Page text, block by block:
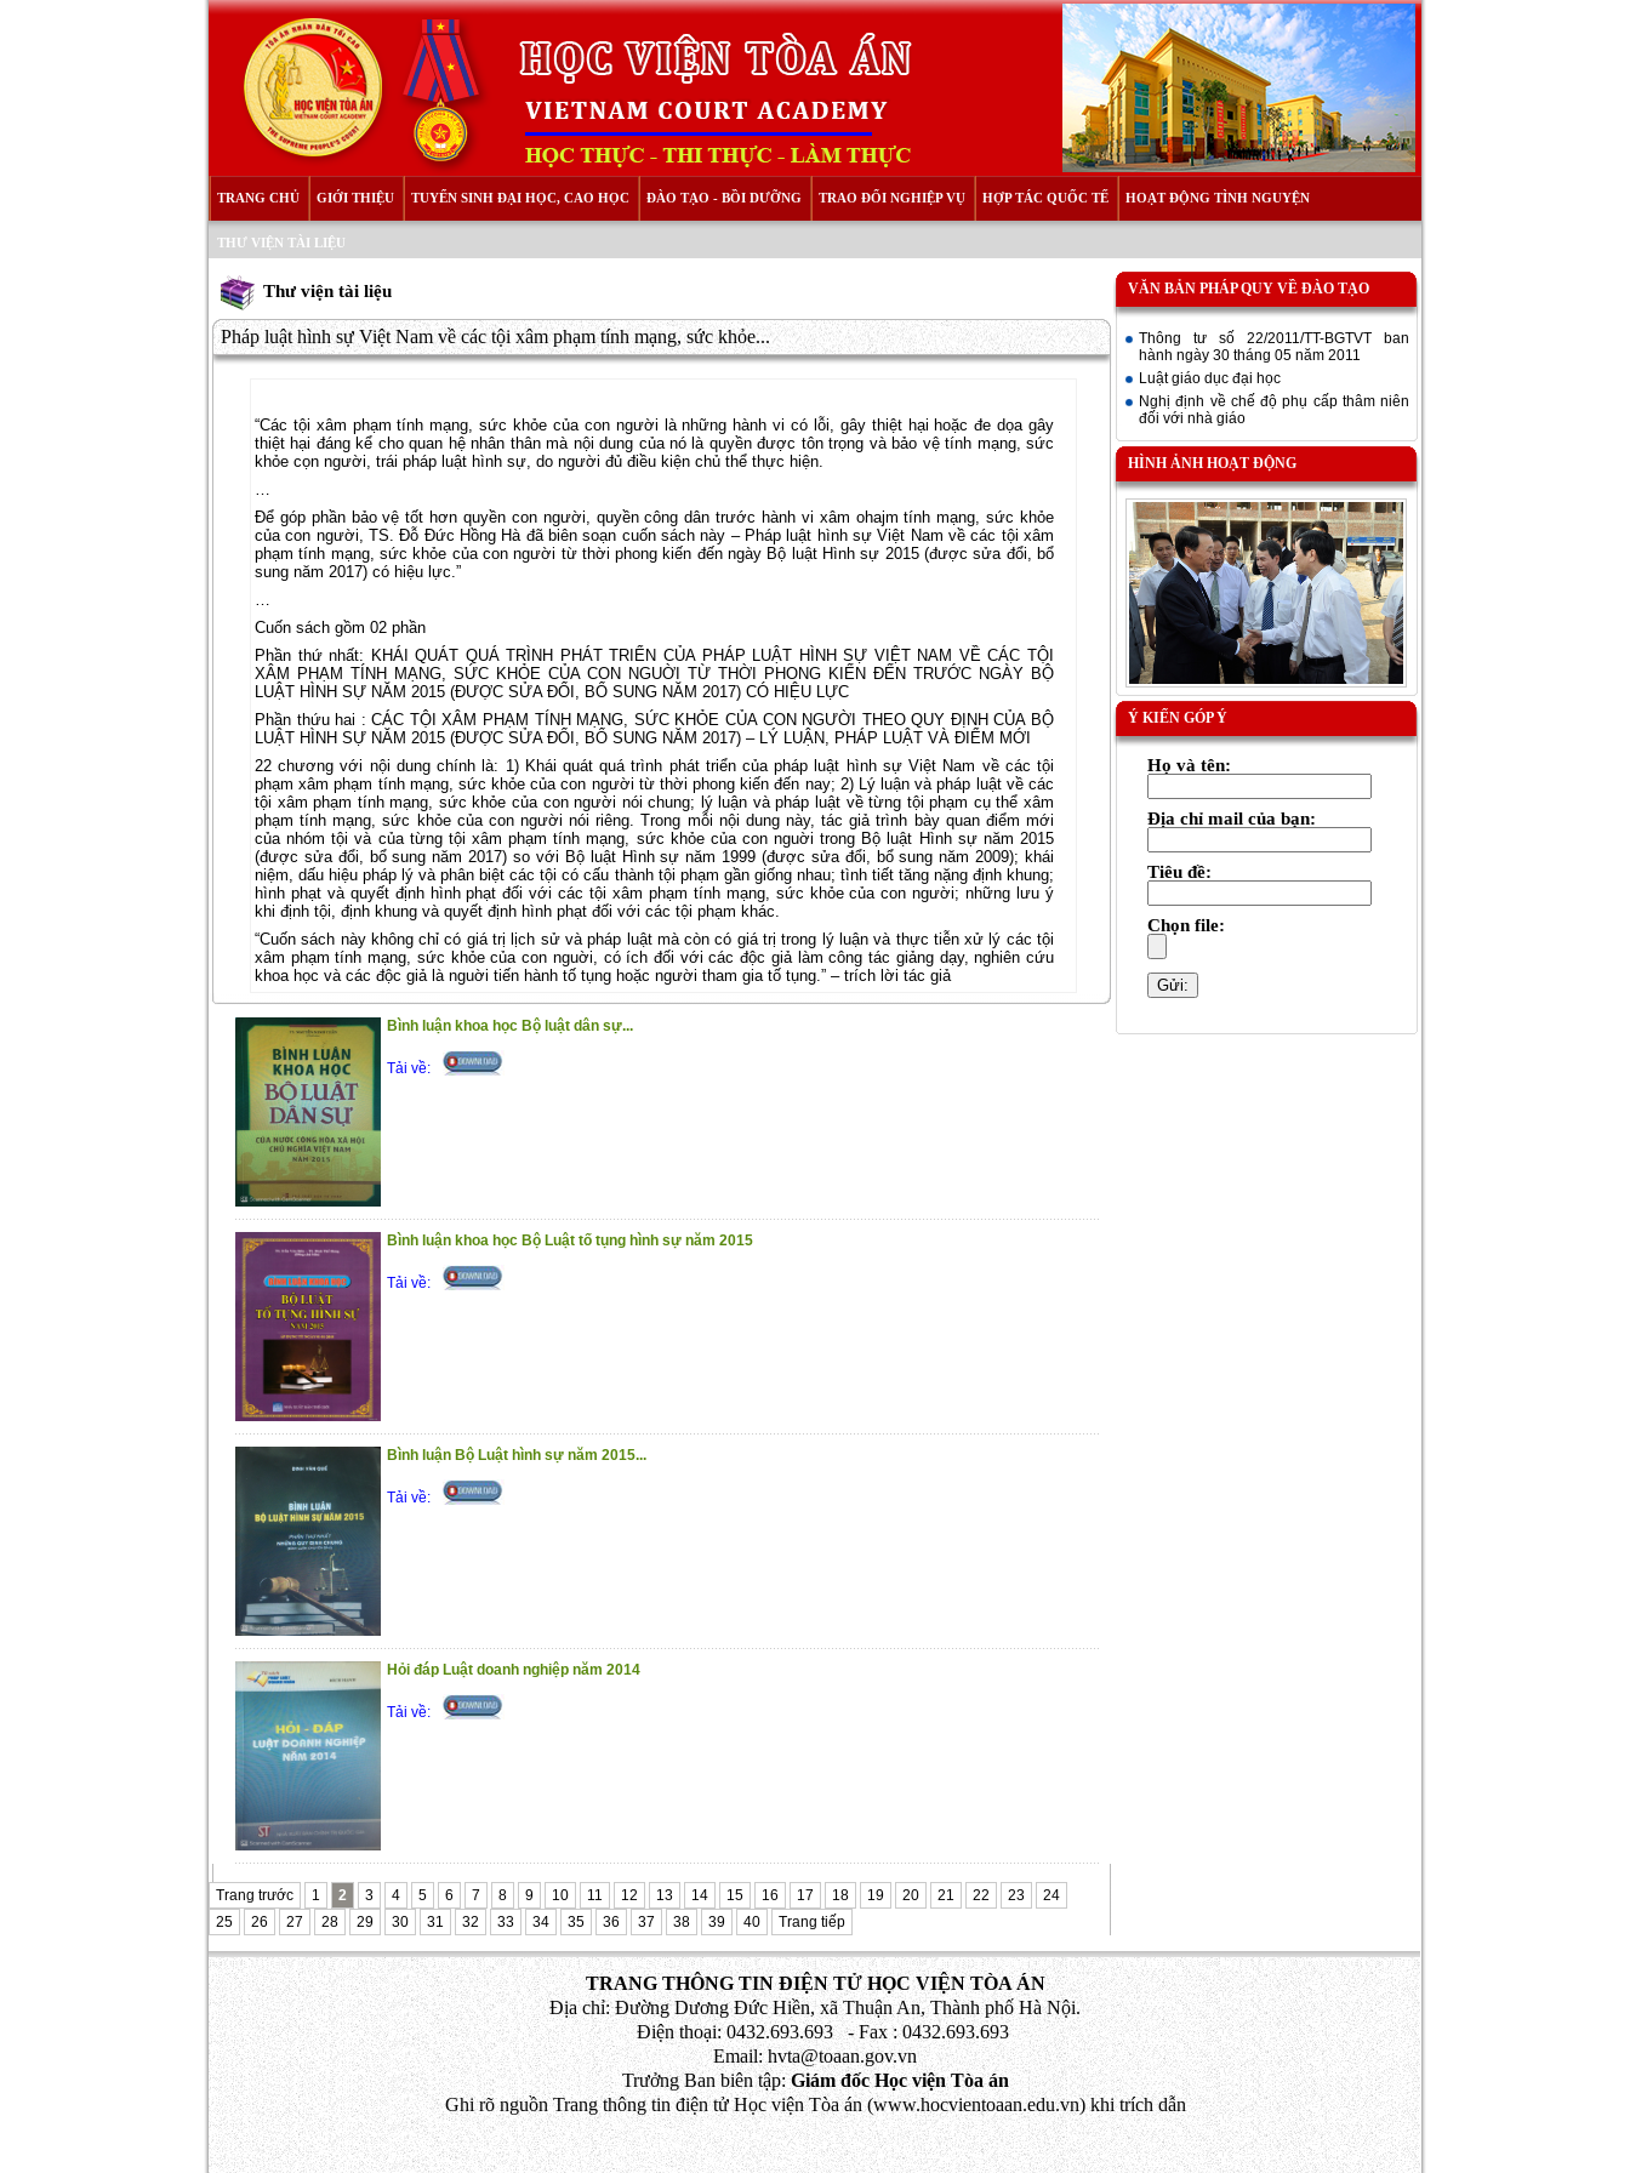
TRANG CHỦ GIỚI THIỆU TUYỂN SINH ĐẠI HỌC, CAO HỌC ĐÀO TẠO - BỒI DƯỠNG TRAO ĐỔI NGHIỆP VỤ HỢP TÁC QUỐC TẾ HOẠT ĐỘNG TÌNH NGUYỆN
THƯ VIỆN TÀI LIỆU
Thư viện tài liệu
Pháp luật hình sự Việt Nam về các tội xâm phạm tính mạng, sức khỏe...
“Các tội xâm phạm tính mạng, sức khỏe của con người là những hành vi có lỗi, gây thiệt hại hoặc đe dọa gây
thiệt hại đáng kể cho quan hệ nhân thân mà nội dung của nó là quyền được tôn trọng và bảo vệ tính mạng, sức
khỏe cọn người, trái pháp luật hình sự, do người đủ điều kiện chủ thể thực hiện.
…
Để góp phần bảo vệ tốt hơn quyền con người, quyền công dân trước hành vi xâm ohajm tính mạng, sức khỏe
của con người, TS. Đỗ Đức Hồng Hà đã biên soạn cuốn sách này – Pháp luật hình sự Việt Nam về các tội xâm
phạm tính mạng, sức khỏe của con người từ thời phong kiến đến ngày Bộ luật Hình sự 2015 (được sửa đổi, bổ
sung năm 2017) có hiệu lực.”
…
Cuốn sách gồm 02 phần
Phần thứ nhất: KHÁI QUÁT QUÁ TRÌNH PHÁT TRIỂN CỦA PHÁP LUẬT HÌNH SỰ VIỆT NAM VỀ CÁC TỘI
XÂM PHẠM TÍNH MẠNG, SỨC KHỎE CỦA CON NGUỜI TỪ THỜI PHONG KIẾN ĐẾN TRƯỚC NGÀY BỘ
LUẬT HÌNH SỰ NĂM 2015 (ĐƯỢC SỬA ĐỔI, BỔ SUNG NĂM 2017) CÓ HIỆU LỰC
Phần thứu hai : CÁC TỘI XÂM PHẠM TÍNH MẠNG, SỨC KHỎE CỦA CON NGƯỜI THEO QUY ĐỊNH CỦA BỘ
LUẬT HÌNH SỰ NĂM 2015 (ĐƯỢC SỬA ĐỔI, BỔ SUNG NĂM 2017) – LÝ LUẬN, PHÁP LUẬT VÀ ĐIỂM MỚI
22 chương với nội dung chính là: 1) Khái quát quá trình phát triển của pháp luật hình sự Việt Nam về các tội
phạm xâm phạm tính mạng, sức khỏe của con người từ thời phong kiến đến nay; 2) Lý luận và pháp luật về các
tội xâm phạm tính mạng, sức khỏe của con người nói chung; lý luận và pháp luật về từng tội phạm cụ thể xâm
phạm tính mạng, sức khỏe của con người nói riêng. Trong mỗi nội dung này, tác giả trình bày quan điểm mới
của nhóm tội và của từng tội xâm phạm tính mạng, sức khỏe của con nguời trong Bộ luật Hình sự năm 2015
(được sửa đổi, bổ sung năm 2017) so với Bộ luật Hình sự năm 1999 (được sửa đổi, bổ sung năm 2009); khái
niệm, dấu hiệu pháp lý và phân biệt các tội có cấu thành tội phạm gần giống nhau; tình tiết tăng nặng định khung;
hình phạt và quyết định hình phạt đối với các tội xâm phạm tính mạng, sức khỏe của con người; những lưu ý
khi định tội, định khung và quyết định hình phạt đối với các tội phạm khác.
“Cuốn sách này không chỉ có giá trị lịch sử và pháp luật mà còn có giá trị trong lý luận và thực tiễn xử lý các tội
xâm phạm tính mạng, sức khỏe của con nguời, có ích đối với các độc giả làm công tác giảng dạy, nghiên cứu
khoa học và các độc giả là nguời tiến hành tố tụng hoặc người tham gia tố tụng.” – trích lời tác giả
Trân trọng giới thiệu đến bạn đọc!
(29/10/2020)
Bình luận khoa học Bộ luật dân sự...
Tải về:
Bình luận khoa học Bộ Luật tố tụng hình sự năm 2015
Tải về:
Bình luận Bộ Luật hình sự năm 2015...
Tải về:
Hỏi đáp Luật doanh nghiệp năm 2014
Tải về:
Trang trước 1 2 3 4 5 6 7 8 9 10 11 12 13 14 15 16 17 18 19 20 21 22 23
24
25
26 27 28 29 30 31 32 33 34 35 36 37 38 39 40 Trang tiếp
VĂN BẢN PHÁP QUY VỀ ĐÀO TẠO
Thông tư số 22/2011/TT-BGTVT ban
hành ngày 30 tháng 05 năm 2011
Luật giáo dục đại học
Nghị định về chế độ phụ cấp thâm niên
đối với nhà giáo
HÌNH ẢNH HOẠT ĐỘNG
Ý KIẾN GÓP Ý
Họ và tên:
Địa chỉ mail của bạn:
Tiêu đề:
Chọn file:
TRANG THÔNG TIN ĐIỆN TỬ HỌC VIỆN TÒA ÁN
Địa chỉ: Đường Dương Đức Hiền, xã Thuận An, Thành phố Hà Nội.
Điện thoại: 0432.693.693 - Fax : 0432.693.693
Email: hvta@toaan.gov.vn
Trưởng Ban biên tập:Giám đốc Học viện Tòa án
Ghi rõ nguồn Trang thông tin điện tử Học viện Tòa án (www.hocvientoaan.edu.vn) khi trích dẫn